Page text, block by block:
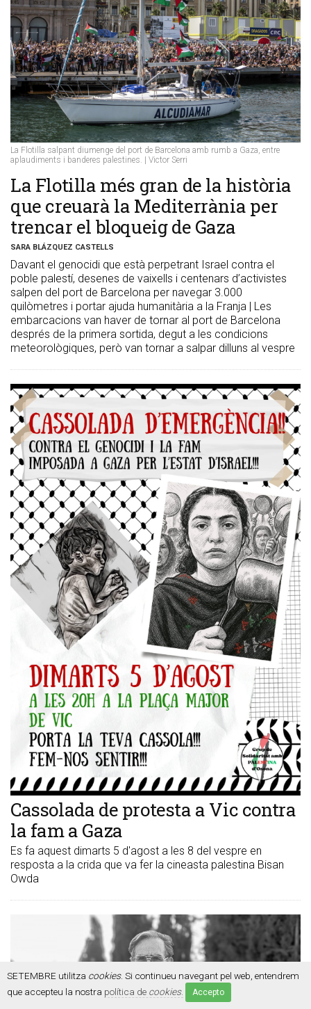
SETEMBRE utilitza cookies. Si continueu navegant pel web, entendrem
que accepteu la nostra política de cookies. Accepto
La Flotilla salpant diumenge del port de Barcelona amb rumb a Gaza, entre
aplaudiments i banderes palestines. | Victor Serri
La Flotilla més gran de la història
que creuarà la Mediterrània per
trencar el bloqueig de Gaza
SARA BLÁZQUEZ CASTELLS
Davant el genocidi que està perpetrant Israel contra el
poble palestí, desenes de vaixells i centenars d’activistes
salpen del port de Barcelona per navegar 3.000
quilòmetres i portar ajuda humanitària a la Franja | Les
embarcacions van haver de tornar al port de Barcelona
després de la primera sortida, degut a les condicions
meteorològiques, però van tornar a salpar dilluns al vespre
Cassolada de protesta a Vic contra
la fam a Gaza
Es fa aquest dimarts 5 d'agost a les 8 del vespre en
resposta a la crida que va fer la cineasta palestina Bisan
Owda